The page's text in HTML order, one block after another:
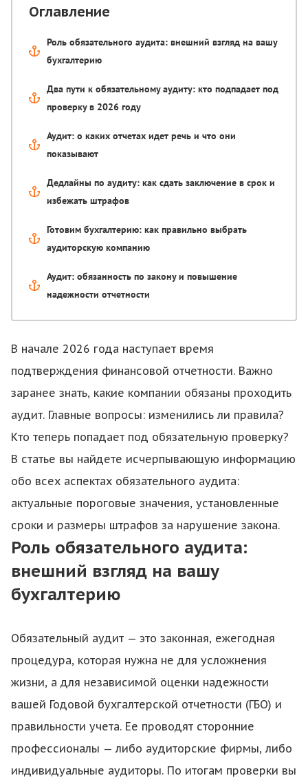
Оглавление
Роль обязательного аудита: внешний взгляд на вашу
бухгалтерию
Два пути к обязательному аудиту: кто подпадает под
проверку в 2026 году
Аудит: о каких отчетах идет речь и что они
показывают
Дедлайны по аудиту: как сдать заключение в срок и
избежать штрафов
Готовим бухгалтерию: как правильно выбрать
аудиторскую компанию
Аудит: обязанность по закону и повышение
надежности отчетности
В начале 2026 года наступает время
подтверждения финансовой отчетности. Важно
заранее знать, какие компании обязаны проходить
аудит. Главные вопросы: изменились ли правила?
Кто теперь попадает под обязательную проверку?
В статье вы найдете исчерпывающую информацию
обо всех аспектах обязательного аудита:
актуальные пороговые значения, установленные
сроки и размеры штрафов за нарушение закона.
Роль обязательного аудита:
внешний взгляд на вашу
бухгалтерию
Обязательный аудит — это законная, ежегодная
процедура, которая нужна не для усложнения
жизни, а для независимой оценки надежности
вашей Годовой бухгалтерской отчетности (ГБО) и
правильности учета. Ее проводят сторонние
профессионалы — либо аудиторские фирмы, либо
индивидуальные аудиторы. По итогам проверки вы